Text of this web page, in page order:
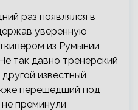
раз появлялся в
уверенную
из Румынии
так давно тренерский
известный
перешедший под
преминули